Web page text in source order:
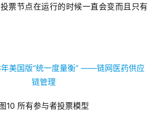
票节点在运行的时候一直会变而且只有
图10 所有参与者投票模型